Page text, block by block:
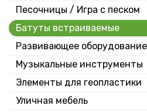
Песочницы / Игра с песком
Батуты встраиваемые
Развивающее оборудование
Музыкальные инструменты
Элементы для геопластики
Уличная мебель